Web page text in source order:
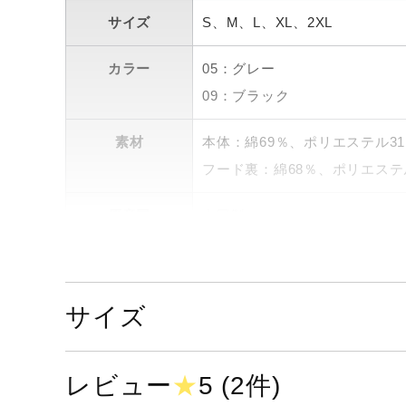
サイズ S、M、L、XL、2XL
カラー
05：グレー
09：ブラック
素材
本体：綿69％、ポリエステル31
フード裏：綿68％、ポリエステ
サイズ
レビュー★5 (2件)